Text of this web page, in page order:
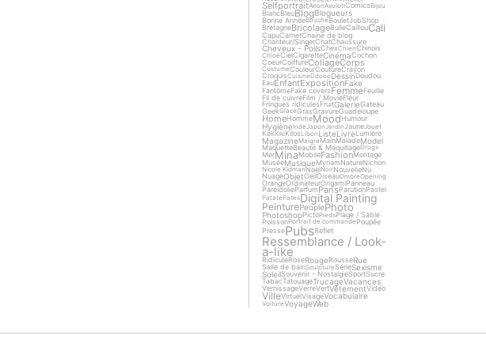
SelfportraitAvionAxolotlComicsBijou
BlancBleuBlogBlogueurs
Bonne AnnéeBoucheBouletJobShop
BretagneBricolageBulleCaillouCali
CapuCarnetChaine de blog
Chanteur/SingerChatChaussure
Cheveux - PoilsChexChienChinois
ChloéCielCigaretteCinémaCochon
CoeurCoiffureCollageCorps
CostumeCouleurCoutureCrayon
CroquisCuisineDdoooDessinDoudou
EauEnfantExpositionFake
FantômeFake coversFemmeFeuille
Fil de cuivreFilm / MovieFleur
Fringues ridiculesFruitGalerieGateau
GeekGlaceGrasGravureGuadeloupe
HomeHommeMoodHumour
HygièneInde Japon JardinJaune Jouet
KekKikiKilosLibon ListeLivreLumière
MagazineMaigre MainMaladeModel
MaquetteBeauté & MaquillageDrugs
MerMinaMobileFashionMontage
MuséeMusiqueMyriamNatureNichon
Nicole KidmanNoëlNoirNouvelleNu
NuageObjetOeilOiseauOmbreOpening
OrangeOrdinateurOrigamiPanneau
ParéidolieParfumParisParutionPastel
PatatePatesDigital Painting
PeinturePeoplePhoto
PhotoshopPictoPiedsPlage / Sable
PoissonPortrait de commande Poupée
PressePubsReflet
Ressemblance / Look-
a-like
RidiculeRoseRougeRousseRue
Salle de bainSculptureSérieSexisme
SoleilSouvenir - NostalgieSportSucre
TabacTatouageTrucageVacances
VernissageVerreVertVêtementVidéo
VilleVirtuelVisageVocabulaire
VoitureVoyageWeb